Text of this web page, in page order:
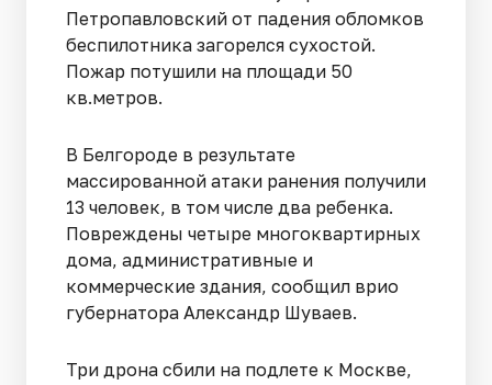
Петропавловский от падения обломков
беспилотника загорелся сухостой.
Пожар потушили на площади 50
кв.метров.
В Белгороде в результате
массированной атаки ранения получили
13 человек, в том числе два ребенка.
Повреждены четыре многоквартирных
дома, административные и
коммерческие здания, сообщил врио
губернатора Александр Шуваев.
Три дрона сбили на подлете к Москве,